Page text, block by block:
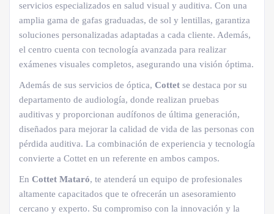
servicios especializados en salud visual y auditiva. Con una
amplia gama de gafas graduadas, de sol y lentillas, garantiza
soluciones personalizadas adaptadas a cada cliente. Además,
el centro cuenta con tecnología avanzada para realizar
exámenes visuales completos, asegurando una visión óptima.
Además de sus servicios de óptica, Cottet se destaca por su
departamento de audiología, donde realizan pruebas
auditivas y proporcionan audífonos de última generación,
diseñados para mejorar la calidad de vida de las personas con
pérdida auditiva. La combinación de experiencia y tecnología
convierte a Cottet en un referente en ambos campos.
En Cottet Mataró, te atenderá un equipo de profesionales
altamente capacitados que te ofrecerán un asesoramiento
cercano y experto. Su compromiso con la innovación y la